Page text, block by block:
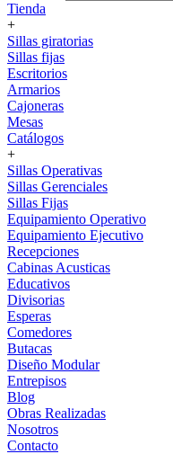
Tienda
+
Sillas giratorias
Sillas fijas
Escritorios
Armarios
Cajoneras
Mesas
Catálogos
+
Sillas Operativas
Sillas Gerenciales
Sillas Fijas
Equipamiento Operativo
Equipamiento Ejecutivo
Recepciones
Cabinas Acusticas
Educativos
Divisorias
Esperas
Comedores
Butacas
Diseño Modular
Entrepisos
Blog
Obras Realizadas
Nosotros
Contacto